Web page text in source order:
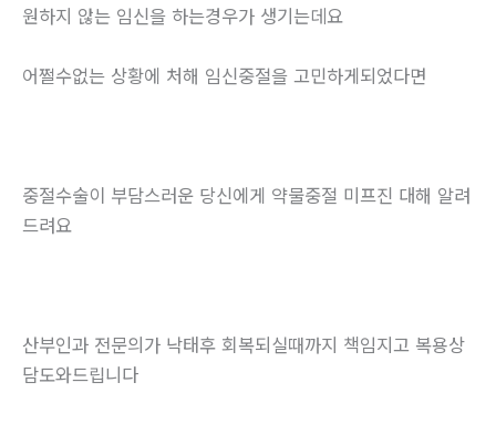
원하지 않는 임신을 하는경우가 생기는데요
어쩔수없는 상황에 처해 임신중절을 고민하게되었다면
중절수술이 부담스러운 당신에게 약물중절 미프진 대해 알려
드려요
산부인과 전문의가 낙태후 회복되실때까지 책임지고 복용상
담도와드립니다